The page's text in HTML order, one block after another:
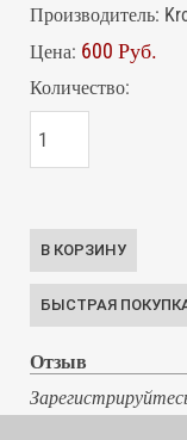
Производитель:
Цена: 600 Руб.
Количество:
Отзыв